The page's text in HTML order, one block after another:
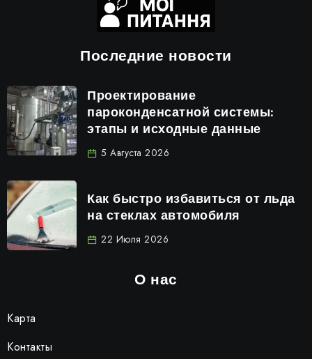
Последние новости
Проектирование
пароконденсатной системы:
этапы и исходные данные
5 Августа 2026
Как быстро избавиться от льда
на стеклах автомобиля
22 Июля 2026
О нас
Карта
Контакты